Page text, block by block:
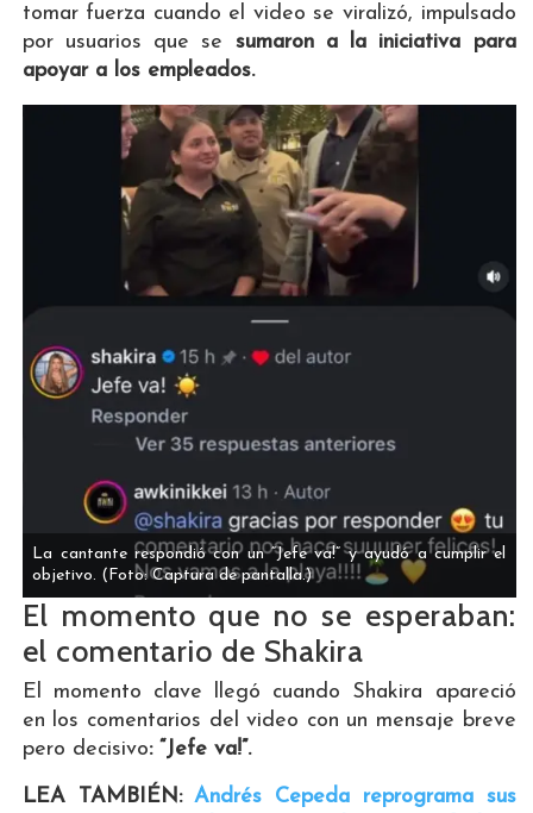
tomar fuerza cuando el video se viralizó, impulsado
por usuarios que se sumaron a la iniciativa para
apoyar a los empleados.
La cantante respondió con un “Jefe va!” y ayudó a cumplir el
objetivo. (Foto: Captura de pantalla.)
El momento que no se esperaban:
el comentario de Shakira
El momento clave llegó cuando Shakira apareció
en los comentarios del video con un mensaje breve
pero decisivo: “Jefe va!”.
LEA TAMBIÉN:Andrés Cepeda reprograma sus